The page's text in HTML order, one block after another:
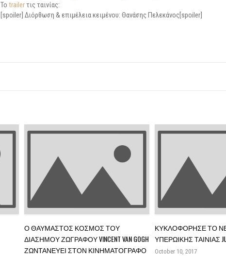
Το trailerτις ταινίας:
[spoiler] Διόρθωση & επιμέλεια κειμένου: Θανάσης Πελεκάνος[spoiler]
Ο ΘΑΥΜΑΣΤΌΣ ΚΌΣΜΟΣ ΤΟΥ
ΔΙΆΣΗΜΟΥ ΖΩΓΡΆΦΟΥ VINCENT VAN GOGH
ΖΩΝΤΑΝΕΎΕΙ ΣΤΟΝ ΚΙΝΗΜΑΤΟΓΡΆΦΟ
ΚΥΚΛΟΦΌΡΗΣΕ ΤΟ
ΥΠΕΡΩΙΚΉΣ ΤΑΙΝΊΑΣ
October 10, 2017